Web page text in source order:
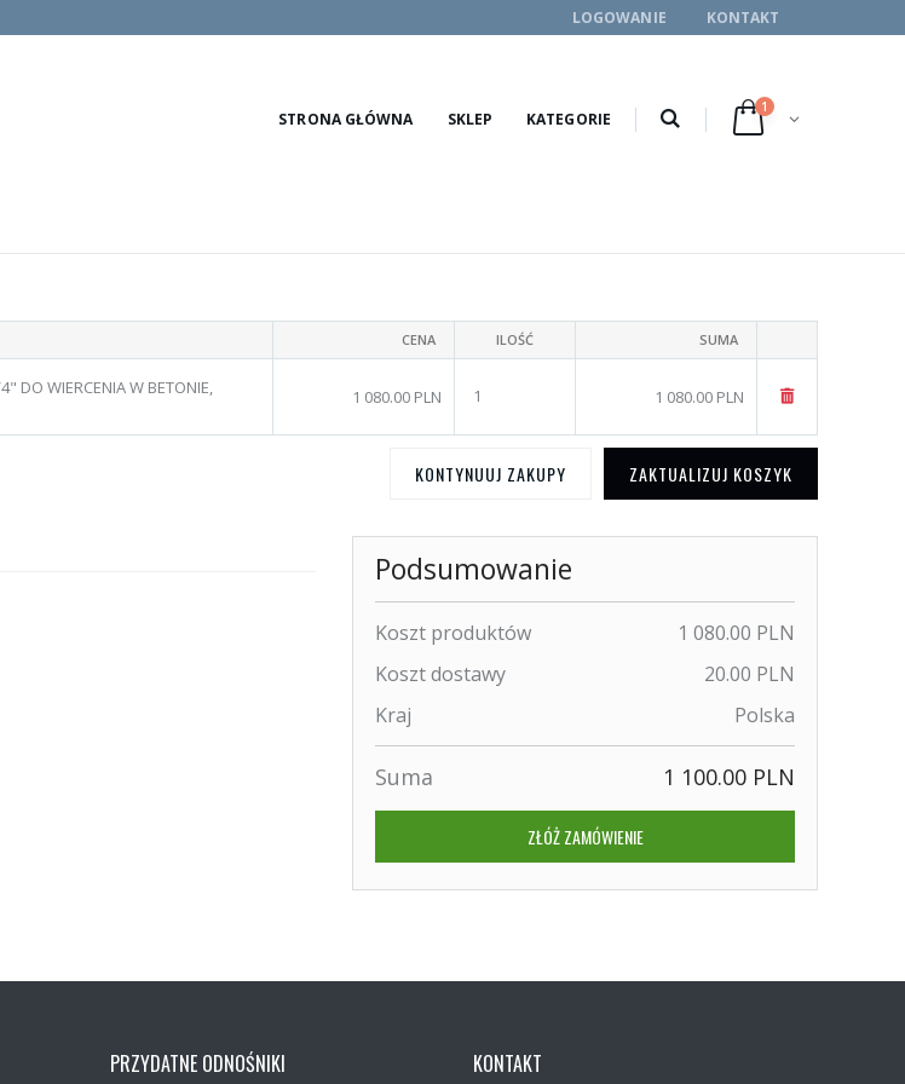
LOGOWANIE KONTAKT
STRONA GŁÓWNA SKLEP KATEGORIE
1
CENA ILOŚĆ SUMA
DO WIERCENIA W BETONIE,
1 080.00 PLN 1 080.00 PLN
KONTYNUUJ ZAKUPY
Podsumowanie
Koszt produktów
1 080.00 PLN
Koszt dostawy
20.00 PLN
Kraj
Polska
Suma 1 100.00 PLN
ZŁÓŻ ZAMÓWIENIE
PRZYDATNE ODNOŚNIKI KONTAKT